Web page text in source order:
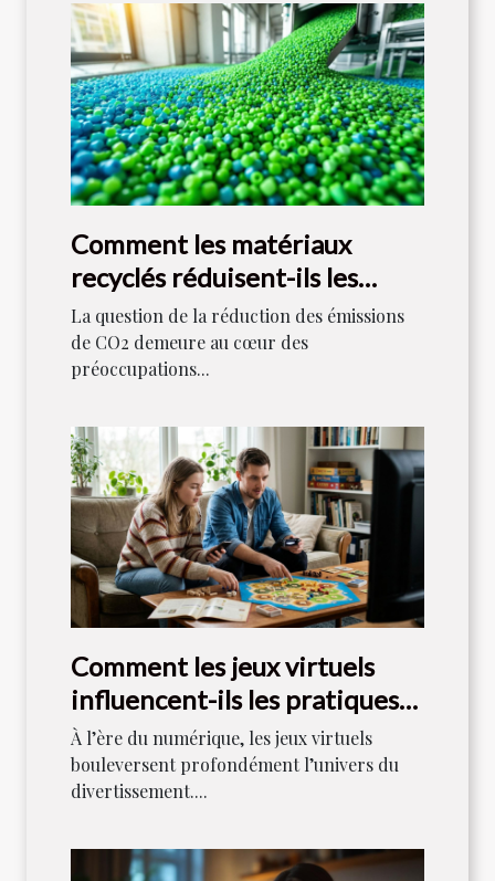
Comment les matériaux
recyclés réduisent-ils les
émissions de CO2 ?
La question de la réduction des émissions
de CO2 demeure au cœur des
préoccupations...
Comment les jeux virtuels
influencent-ils les pratiques
de jeu traditionnelles ?
À l’ère du numérique, les jeux virtuels
bouleversent profondément l’univers du
divertissement....